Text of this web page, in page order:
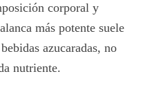
corporal y
más potente suele
azucaradas, no
nutriente.